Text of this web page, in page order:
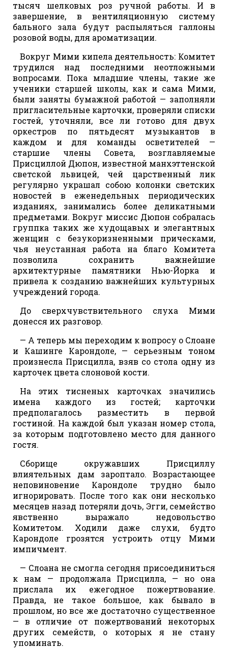
тысяч шелковых роз ручной работы. И в
завершение, в вентиляционную систему
бального зала будут распыляться галлоны
розовой воды, для ароматизации.
Вокруг Мими кипела деятельность: Комитет
трудился над последними неотложными
вопросами. Пока младшие члены, такие же
ученики старшей школы, как и сама Мими,
были заняты бумажной работой — заполняли
пригласительные карточки, проверяли списки
гостей, уточняли, все ли готово для двух
оркестров по пятьдесят музыкантов в
каждом и для команды осветителей —
старшие члены Совета, возглавляемые
Присциллой Дюпон, известной манхэттенской
светской львицей, чей царственный лик
регулярно украшал собою колонки светских
новостей в еженедельных периодических
изданиях, занимались более деликатными
предметами. Вокруг миссис Дюпон собралась
группка таких же худощавых и элегантных
женщин с безукоризненными прическами,
чья неустанная работа на благо Комитета
позволила сохранить важнейшие
архитектурные памятники Нью-Йорка и
привела к созданию важнейших культурных
учреждений города.
До сверхчувствительного слуха Мими
донесся их разговор.
— А теперь мы переходим к вопросу о Слоане
и Кашинге Карондоле, — серьезным тоном
произнесла Присцилла, взяв со стола одну из
карточек цвета слоновой кости.
На этих тисненых карточках значились
имена каждого из гостей; карточки
предполагалось разместить в первой
гостиной. На каждой был указан номер стола,
за которым подготовлено место для данного
гостя.
Сборище окружавших Присциллу
влиятельных дам зароптало. Возрастающее
неповиновение Карондоле трудно было
игнорировать. После того как они несколько
месяцев назад потеряли дочь, Эгги, семейство
явственно выражало недовольство
Комитетом. Ходили даже слухи, будто
Карондоле грозятся устроить отцу Мими
импичмент.
— Слоана не смогла сегодня присоединиться
к нам — продолжала Присцилла, — но она
прислала их ежегодное пожертвование.
Правда, не такое большое, как бывало в
прошлом, но все же достаточно существенное
— в отличие от пожертвований некоторых
других семейств, о которых я не стану
упоминать.